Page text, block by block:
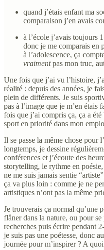
quand j’étais enfant ma
comparaison j’en avais
à l’école j’avais toujours
donc je me comparais en
à l’adolescence, ça
vraimentpas mon truc,
Une fois que j’ai vu l’histoire,
réalité : depuis des années, je
plein de différents. Je suis
pas à l’image que je m’en étais
fois que j’ai compris ça, ça a
sport en priorité dans mon
Il se passe la même chose pour
longtemps, je dessine
conférences et j’écoute des
storytelling, le rythme en
ne me suis jamais sentie
ça va plus loin : comme je ne
artistiques n’ont pas la même
Je trouverais ça normal qu’une
flâner dans la nature, ou pour
recherches puis écrire pendant
je suis pas une poétesse, donc
journée pour m’inspirer ? A